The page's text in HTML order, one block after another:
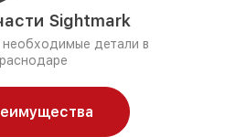
Sightmark
детали в